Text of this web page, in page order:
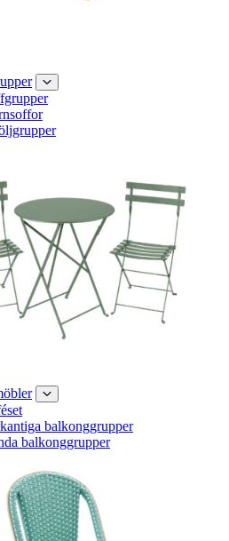
balkonggrupper
balkonggrupper